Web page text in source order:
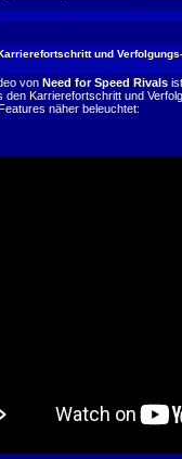
und Verfolgungs-
von Need for Speed Rivals
den Karrierefortschritt und
näher beleuchtet: